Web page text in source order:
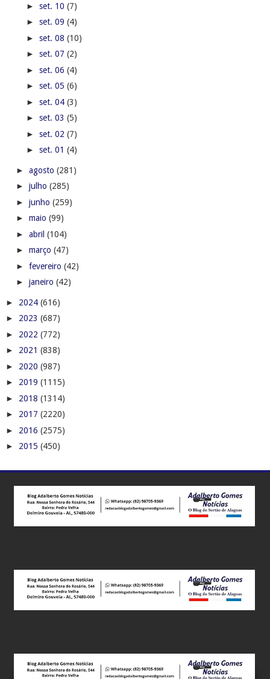
► set. 10 (7)
► set. 09 (4)
► set. 08 (10)
► set. 07 (2)
► set. 06 (4)
► set. 05 (6)
► set. 04 (3)
► set. 03 (5)
► set. 02 (7)
► set. 01 (4)
► agosto (281)
► julho (285)
► junho (259)
► maio (99)
► abril (104)
► março (47)
► fevereiro (42)
► janeiro (42)
► 2024 (616)
► 2023 (687)
► 2022 (772)
► 2021 (838)
► 2020 (987)
► 2019 (1115)
► 2018 (1314)
► 2017 (2220)
► 2016 (2575)
► 2015 (450)